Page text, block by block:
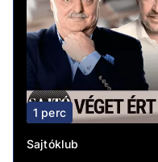
1 perc
Sajtóklub